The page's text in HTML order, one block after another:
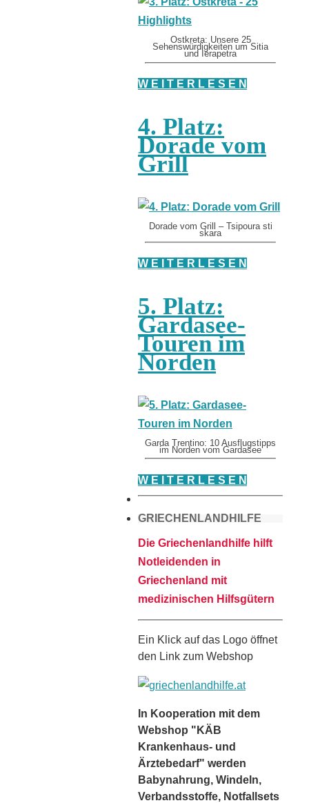
Ostkreta: Unsere 25
Sehenswürdigkeiten um Sitia
und Ierapetra
W E I T E R L E S E N
4. Platz:
Dorade vom
Grill
Dorade vom Grill – Tsipoura sti
skara
W E I T E R L E S E N
5. Platz:
Gardasee-
Touren im
Norden
Garda Trentino: 10 Ausflugstipps
im Norden vom Gardasee
W E I T E R L E S E N
GRIECHENLANDHILFE
Die Griechenlandhilfe hilft
Notleidenden in
Griechenland mit
medizinischen Hilfsgütern
Ein Klick auf das Logo öffnet
den Link zum Webshop
In Kooperation mit dem
Webshop "KÄB
Krankenhaus- und
Ärztebedarf" werden
Babynahrung, Windeln,
Verbandsstoffe, Notfallsets